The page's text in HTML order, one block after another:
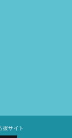
援サイト